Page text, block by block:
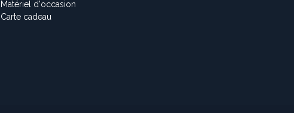
Matériel d'occasion
Carte cadeau